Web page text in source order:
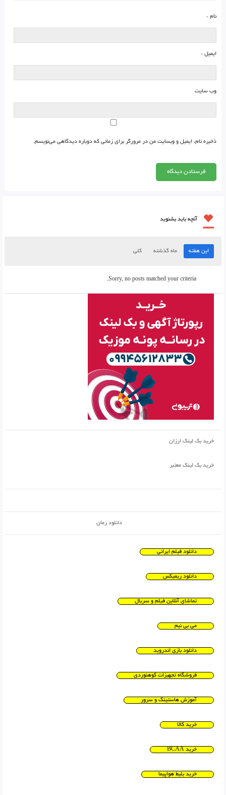
نام *
ایمیل *
وب‌ سایت
ذخیره نام، ایمیل و وبسایت من در مرورگر برای زمانی که دوباره دیدگاهی می‌نویسم.
آنچه باید بشنوید
این هفته ماه گذشته کلی
Sorry, no posts matched your criteria.
خرید بک لینک ارزان
خرید بک لینک معتبر
دانلود رمان
دانلود فیلم ایرانی
دانلود ریمیکس
تماشای آنلاین فیلم و سریال
می بی نیم
دانلود بازی اندروید
فروشگاه تجهیزات کوهنوردی
آموزش هاستینگ و سرور
خرید کالا
خرید BCAA
خرید بلیط هواپیما